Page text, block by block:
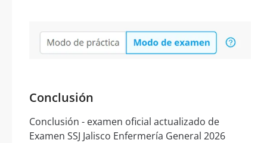
Conclusión
Conclusión - examen oficial actualizado de
Examen SSJ Jalisco Enfermería General 2026